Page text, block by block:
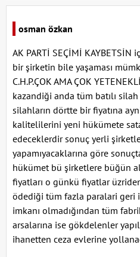
osman özkan
AK PARTİ SEÇİMİ
bir şirketin bile yaşaması
C.H.P.ÇOK AMA ÇOK
kazandiği anda tüm batılı
silahların dörtte bir fiyatına
kalitelilerini yeni hükümete
edeceklerdir sonuç yerli
yapamıyacaklarına göre
hükümet bü şirketlere büğün
fiyatları o günkü fiyatlar
ödediği tüm fazla paralari geri
imkanı olmadığından tüm
arsalarına ise gökdelenler
ihanetten ceza evlerine